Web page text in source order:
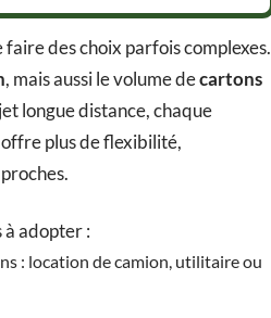
faire des choix parfois complexes.
, mais aussi le volume decartons
longue distance, chaque
plus de flexibilité,
adopter :
: location de camion, utilitaire ou